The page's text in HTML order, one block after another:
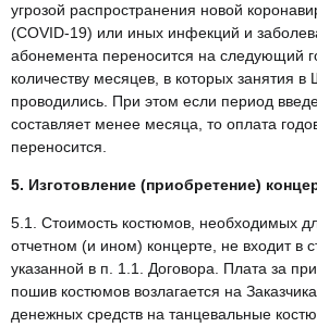
угрозой распространения новой
(COVID-19) или иных инфекций и
абонемента переносится на следующий
количеству месяцев, в которых занятия в
проводились. При этом если период
составляет менее месяца, то оплата
переносится.
5. Изготовление (приобретение)
5.1. Стоимость костюмов, необходимых
отчетном (и ином) концерте, не входит в
указанной в п. 1.1. Договора. Плата за
пошив костюмов возлагается на
денежных средств на танцевальные